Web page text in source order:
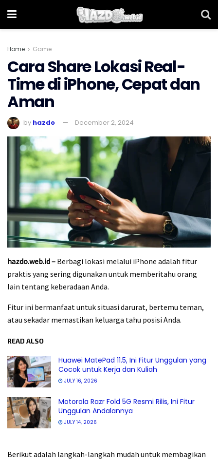
Home Game
Cara Share Lokasi Real-
Time di iPhone, Cepat dan
Aman
by hazdo December 2, 2024
hazdo.web.id – Berbagi lokasi melalui iPhone adalah fitur
praktis yang sering digunakan untuk memberitahu orang
lain tentang keberadaan Anda.
Fitur ini bermanfaat untuk situasi darurat, bertemu teman,
atau sekadar memastikan keluarga tahu posisi Anda.
READ ALSO
Huawei MatePad 11.5, Ini Fitur Unggulan yang
Cocok untuk Kerja dan Kuliah
JULY 16, 2026
Motorola Razr Fold 5G Resmi Rilis, Ini Fitur
Unggulan Andalannya
JULY 14, 2026
Berikut adalah langkah-langkah mudah untuk membagikan